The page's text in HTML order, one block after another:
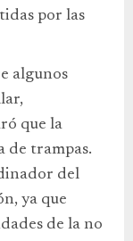
por las
algunos
que la
de trampas.
del
ya que
de la no